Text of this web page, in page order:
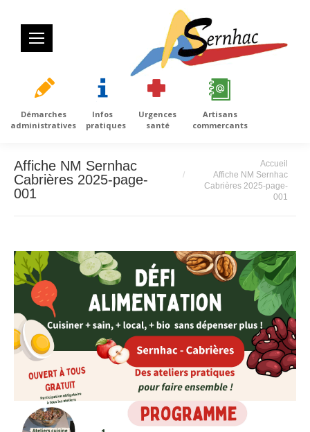
Démarches
administratives
Infos
pratiques
Urgences
santé
Artisans
commercants
Affiche NM Sernhac
Cabrières 2025-page-
001
Accueil
Affiche NM Sernhac
Cabrières 2025-page-
001